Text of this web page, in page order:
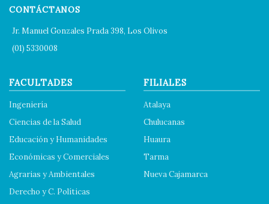
CONTÁCTANOS
Jr. Manuel Gonzales Prada 398, Los Olivos
(01) 5330008
FACULTADES
Ingeniería
Ciencias de la Salud
Educación y Humanidades
Económicas y Comerciales
Agrarias y Ambientales
Derecho y C. Políticas
FILIALES
Atalaya
Chulucanas
Huaura
Tarma
Nueva Cajamarca